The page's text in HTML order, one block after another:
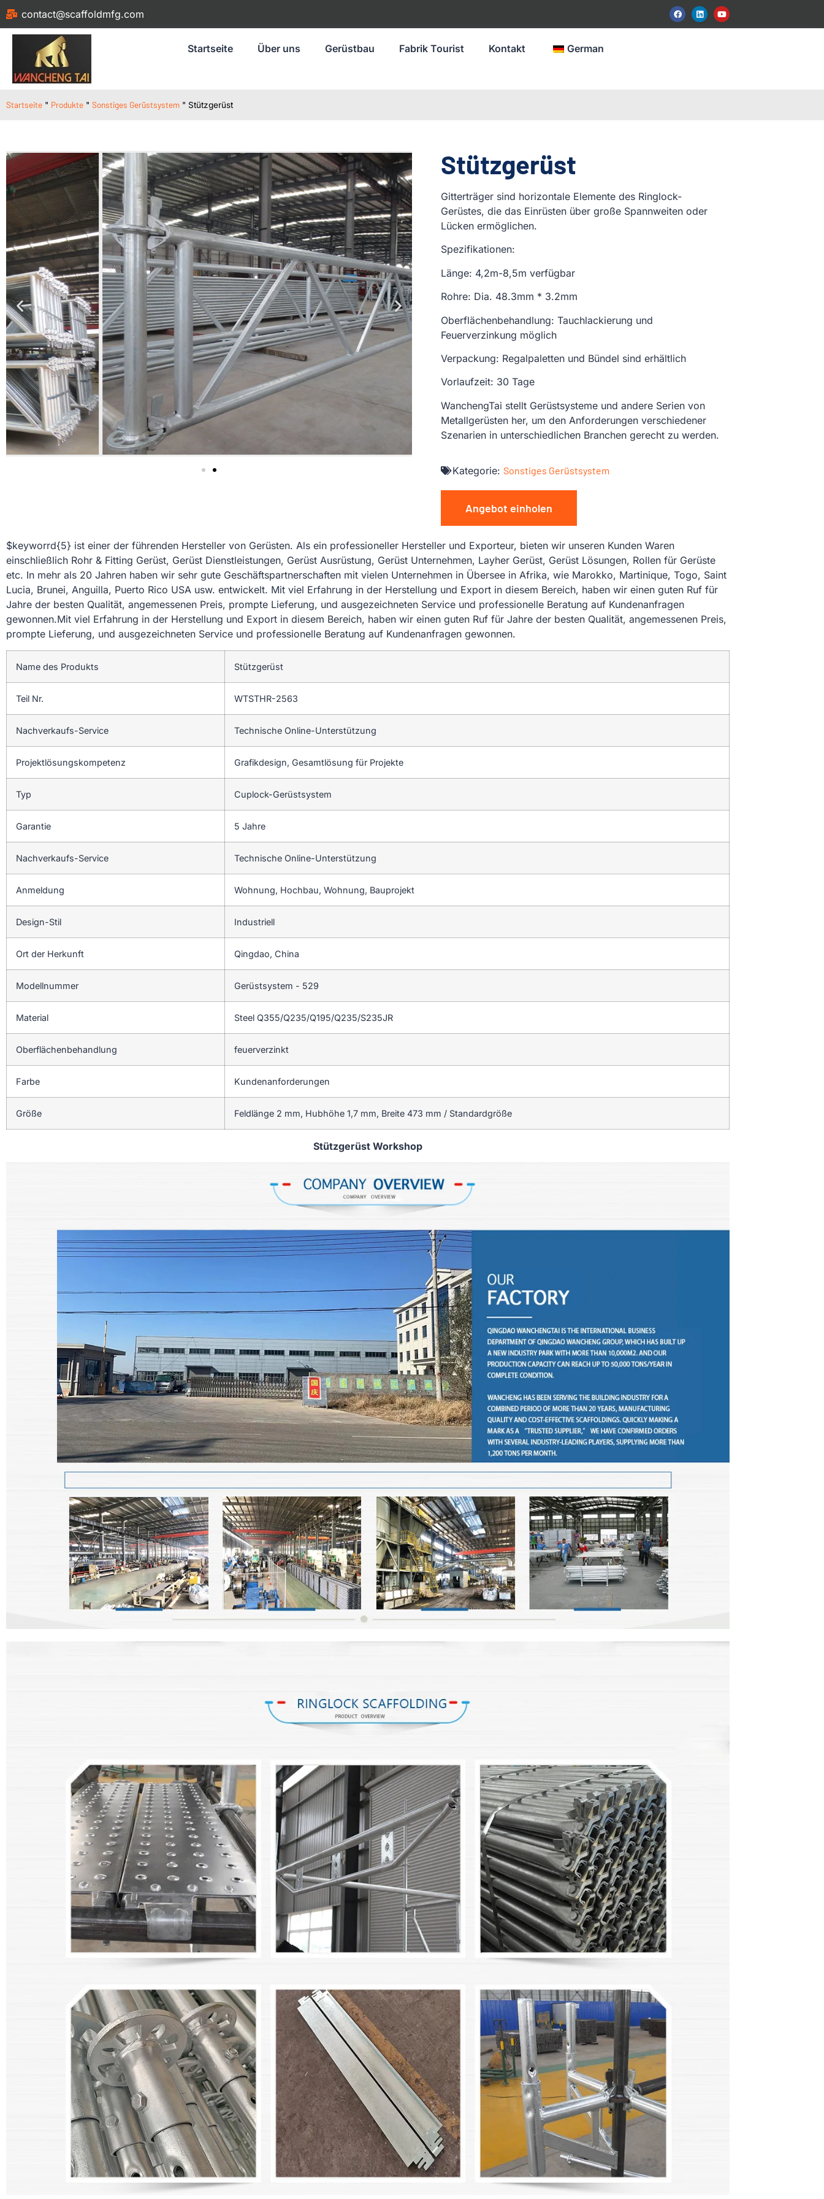
contact@scaffoldmfg.com
Startseite Über uns Gerüstbau Fabrik Tourist Kontakt German
Startseite " Produkte " Sonstiges Gerüstsystem " Stützgerüst
Stützgerüst
Gitterträger sind horizontale Elemente des Ringlock-
Gerüstes, die das Einrüsten über große Spannweiten oder
Lücken ermöglichen.
Spezifikationen:
Länge: 4,2m-8,5m verfügbar
Rohre: Dia. 48.3mm * 3.2mm
Oberflächenbehandlung: Tauchlackierung und
Feuerverzinkung möglich
Verpackung: Regalpaletten und Bündel sind erhältlich
Vorlaufzeit: 30 Tage
WanchengTai stellt Gerüstsysteme und andere Serien von
Metallgerüsten her, um den Anforderungen verschiedener
Szenarien in unterschiedlichen Branchen gerecht zu werden.
Kategorie: Sonstiges Gerüstsystem
Angebot einholen
$keyworrd{5} ist einer der führenden Hersteller von Gerüsten. Als ein professioneller Hersteller und Exporteur, bieten wir unseren Kunden Waren
einschließlich Rohr & Fitting Gerüst, Gerüst Dienstleistungen, Gerüst Ausrüstung, Gerüst Unternehmen, Layher Gerüst, Gerüst Lösungen, Rollen für Gerüste
etc. In mehr als 20 Jahren haben wir sehr gute Geschäftspartnerschaften mit vielen Unternehmen in Übersee in Afrika, wie Marokko, Martinique, Togo, Saint
Lucia, Brunei, Anguilla, Puerto Rico USA usw. entwickelt. Mit viel Erfahrung in der Herstellung und Export in diesem Bereich, haben wir einen guten Ruf für
Jahre der besten Qualität, angemessenen Preis, prompte Lieferung, und ausgezeichneten Service und professionelle Beratung auf Kundenanfragen
gewonnen.Mit viel Erfahrung in der Herstellung und Export in diesem Bereich, haben wir einen guten Ruf für Jahre der besten Qualität, angemessenen Preis,
prompte Lieferung, und ausgezeichneten Service und professionelle Beratung auf Kundenanfragen gewonnen.
Name des Produkts Stützgerüst
Teil Nr. WTSTHR-2563
Nachverkaufs-Service Technische Online-Unterstützung
Projektlösungskompetenz Grafikdesign, Gesamtlösung für Projekte
Typ Cuplock-Gerüstsystem
Garantie 5 Jahre
Nachverkaufs-Service Technische Online-Unterstützung
Anmeldung Wohnung, Hochbau, Wohnung, Bauprojekt
Design-Stil Industriell
Ort der Herkunft Qingdao, China
Modellnummer Gerüstsystem - 529
Material Steel Q355/Q235/Q195/Q235/S235JR
Oberflächenbehandlung feuerverzinkt
Farbe Kundenanforderungen
Größe Feldlänge 2 mm, Hubhöhe 1,7 mm, Breite 473 mm / Standardgröße
Stützgerüst Workshop